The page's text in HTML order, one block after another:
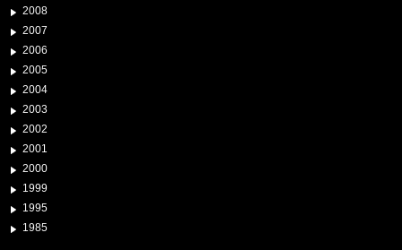
2008
2007
2006
2005
2004
2003
2002
2001
2000
1999
1995
1985